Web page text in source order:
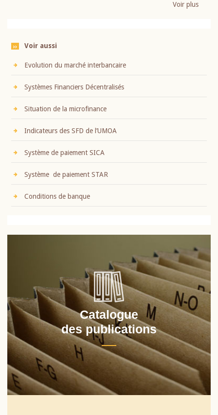
Voir plus
Voir aussi
Evolution du marché interbancaire
Systèmes Financiers Décentralisés
Situation de la microfinance
Indicateurs des SFD de l’UMOA
Système de paiement SICA
Système de paiement STAR
Conditions de banque
Catalogue
des publications